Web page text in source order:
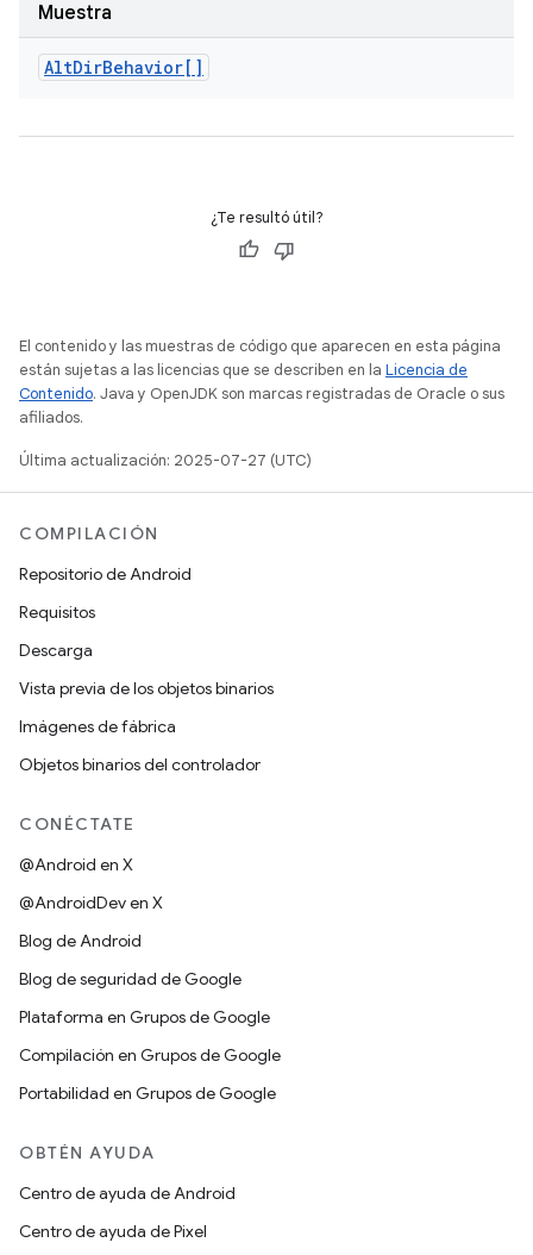
Muestra
AltDirBehavior[]
¿Te resultó útil?
El contenido y las muestras de código que aparecen en esta página
están sujetas a las licencias que se describen en la Licencia de
Contenido. Java y OpenJDK son marcas registradas de Oracle o sus
afiliados.
Última actualización: 2025-07-27 (UTC)
COMPILACIÓN
Repositorio de Android
Requisitos
Descarga
Vista previa de los objetos binarios
Imágenes de fábrica
Objetos binarios del controlador
CONÉCTATE
@Android en X
@AndroidDev en X
Blog de Android
Blog de seguridad de Google
Plataforma en Grupos de Google
Compilación en Grupos de Google
Portabilidad en Grupos de Google
OBTÉN AYUDA
Centro de ayuda de Android
Centro de ayuda de Pixel